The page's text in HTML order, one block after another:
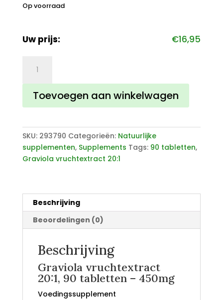
Op voorraad
Uw prijs: €16,95
vruchtextract
aantal
Toevoegen aan winkelwagen
SKU: 293790 Categorieën: Natuurlijke
supplementen, Supplements Tags: 90 tabletten,
Graviola vruchtextract 20:1
Beschrijving
Beoordelingen (0)
Beschrijving
Graviola vruchtextract
20:1, 90 tabletten – 450mg
Voedingssupplement